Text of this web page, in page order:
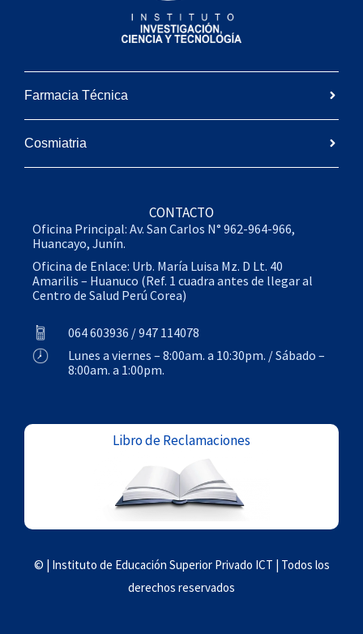
Farmacia Técnica
Cosmiatria
CONTACTO
Oficina Principal: Av. San Carlos N° 962-964-966,
Huancayo, Junín.
Oficina de Enlace: Urb. María Luisa Mz. D Lt. 40
Amarilis – Huanuco (Ref. 1 cuadra antes de llegar al
Centro de Salud Perú Corea)
064 603936 / 947 114078
Lunes a viernes – 8:00am. a 10:30pm. / Sábado –
8:00am. a 1:00pm.
Libro de Reclamaciones
© | Instituto de Educación Superior Privado ICT | Todos los
derechos reservados